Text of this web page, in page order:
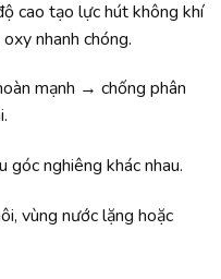
cao tạo lực hút không khí
nhanh chóng.
mạnh → chống phân
góc nghiêng khác nhau.
vùng nước lặng hoặc